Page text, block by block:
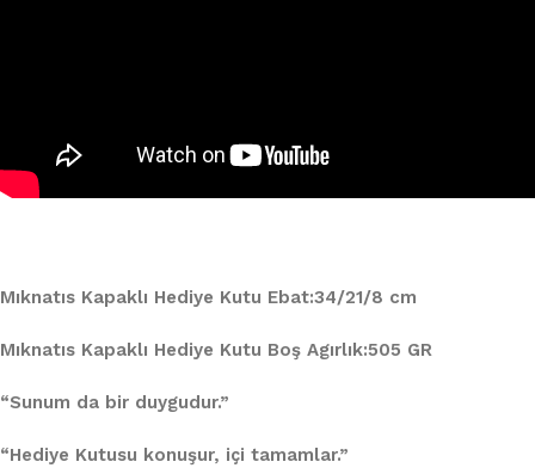
Mıknatıs Kapaklı Hediye Kutu Ebat:34/21/8 cm
Mıknatıs Kapaklı Hediye Kutu Boş Agırlık:505 GR
“Sunum da bir duygudur.”
“Hediye Kutusu konuşur, içi tamamlar.”